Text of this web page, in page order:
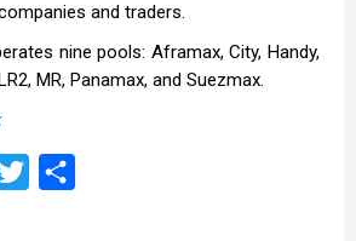
and traders.
nine pools: Aframax, City, Handy,
MR, Panamax, and Suezmax.
Twitter